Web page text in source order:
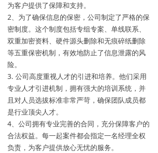
为客户提供了保障和支持。
2、为了确保信息的保密，公司制定了严格的保
密制度。这个制度包括专组专案、单线联系、
双重加密资料、硬件源头删除和无痕碎纸删除
等五重保密机制，有效地防止了信息泄露的风
险。
3. 公司高度重视人才的引进和培养。他们采用
专业人才引进机制，拥有强大的培训系统，并
且对人员选拔标准非常严苛，确保团队成员都
是行业顶尖人才。
4、公司拥有专业完善的合同，充分保障客户的
合法权益。每一起案件都会指定一名经理全权
负责，为客户提供放心无忧的服务。